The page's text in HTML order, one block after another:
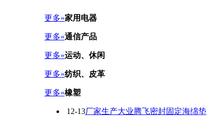
更多»家用电器
更多»通信产品
更多»运动、休闲
更多»纺织、皮革
更多»橡塑
12-13厂家生产大业腾飞密封固定海绵垫